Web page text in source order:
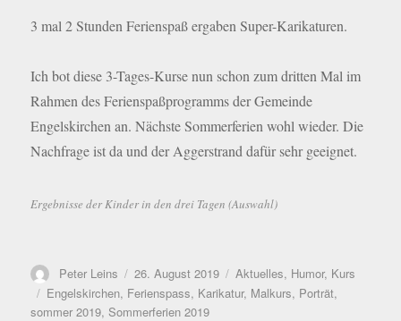
3 mal 2 Stunden Ferienspaß ergaben Super-Karikaturen.
Ich bot diese 3-Tages-Kurse nun schon zum dritten Mal im
Rahmen des Ferienspaßprogramms der Gemeinde
Engelskirchen an. Nächste Sommerferien wohl wieder. Die
Nachfrage ist da und der Aggerstrand dafür sehr geeignet.
Ergebnisse der Kinder in den drei Tagen (Auswahl)
Autor
Peter Leins
Veröffentlicht
am
26. August 2019 Kategorien
Aktuelles, Humor, Kurs
Schlagwörter
Engelskirchen, Ferienspass, Karikatur, Malkurs, Porträt,
sommer 2019,Sommerferien 2019